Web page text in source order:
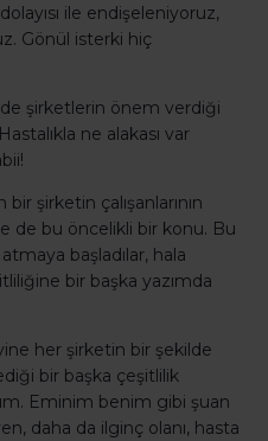
ile endişeleniyoruz,
Gönül isterki hiç
şirketlerin önem verdiği
ne alakası var
şirketin çalışanlarının
de bu öncelikli bir konu. Bu
başladılar, hala
bir başka yazımda
her şirketin bir şekilde
bir başka çeşitlilik
Eminim benim gibi şuan
daha da ilginç olanı, hasta